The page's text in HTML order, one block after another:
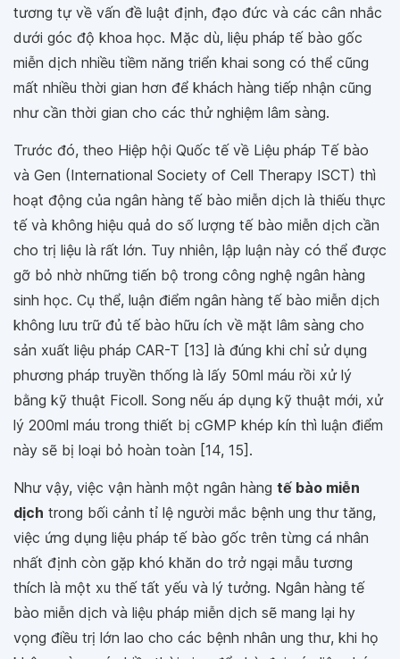
tương tự về vấn đề luật định, đạo đức và các cân nhắc
dưới góc độ khoa học. Mặc dù, liệu pháp tế bào gốc
miễn dịch nhiều tiềm năng triển khai song có thể cũng
mất nhiều thời gian hơn để khách hàng tiếp nhận cũng
như cần thời gian cho các thử nghiệm lâm sàng.
Trước đó, theo Hiệp hội Quốc tế về Liệu pháp Tế bào
và Gen (International Society of Cell Therapy ISCT) thì
hoạt động của ngân hàng tế bào miễn dịch là thiếu thực
tế và không hiệu quả do số lượng tế bào miễn dịch cần
cho trị liệu là rất lớn. Tuy nhiên, lập luận này có thể được
gỡ bỏ nhờ những tiến bộ trong công nghệ ngân hàng
sinh học. Cụ thể, luận điểm ngân hàng tế bào miễn dịch
không lưu trữ đủ tế bào hữu ích về mặt lâm sàng cho
sản xuất liệu pháp CAR-T [13] là đúng khi chỉ sử dụng
phương pháp truyền thống là lấy 50ml máu rồi xử lý
bằng kỹ thuật Ficoll. Song nếu áp dụng kỹ thuật mới, xử
lý 200ml máu trong thiết bị cGMP khép kín thì luận điểm
này sẽ bị loại bỏ hoàn toàn [14, 15].
Như vậy, việc vận hành một ngân hàng tế bào miễn
dịch trong bối cảnh tỉ lệ người mắc bệnh ung thư tăng,
việc ứng dụng liệu pháp tế bào gốc trên từng cá nhân
nhất định còn gặp khó khăn do trở ngại mẫu tương
thích là một xu thế tất yếu và lý tưởng. Ngân hàng tế
bào miễn dịch và liệu pháp miễn dịch sẽ mang lại hy
vọng điều trị lớn lao cho các bệnh nhân ung thư, khi họ